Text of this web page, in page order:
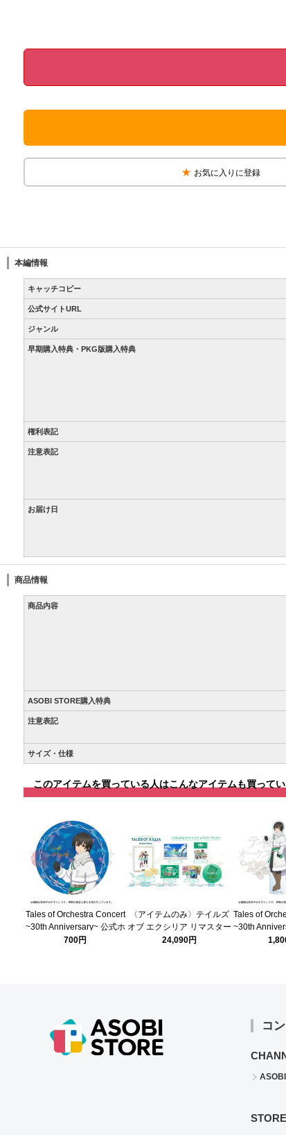
お気に入りに登録
本編情報
キャッチコピー
公式サイトURL
ジャンル
早期購入特典・PKG版購入特典
権利表記
注意表記
お届け日
商品情報
商品内容
ASOBI STORE購入特典
注意表記
サイズ・仕様
このアイテムを買っている人はこんなアイテムも買って
Tales of Orchestra Concert
~30th Anniversary~ 公式ホ
ログラム缶バッジ(エクシリ
700円
〈アイテムのみ〉テイルズ
オブ エクシリア リマスター
24,090円
Tales of
~30th
クリルスタン
コ
STORE